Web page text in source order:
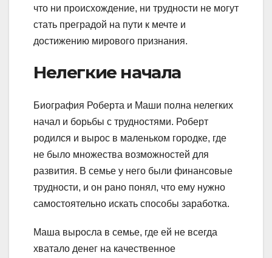
что ни происхождение, ни трудности не могут
стать преградой на пути к мечте и
достижению мирового признания.
Нелегкие начала
Биография Роберта и Маши полна нелегких
начал и борьбы с трудностями. Роберт
родился и вырос в маленьком городке, где
не было множества возможностей для
развития. В семье у него были финансовые
трудности, и он рано понял, что ему нужно
самостоятельно искать способы заработка.
Маша выросла в семье, где ей не всегда
хватало денег на качественное